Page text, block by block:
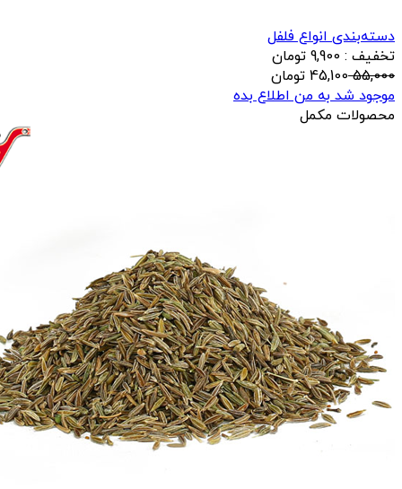
دسته‌بندی انواع فلفل
تخفیف : 9,900 تومان
55,000
45,100 تومان
موجود شد به من اطلاع بده
محصولات مکمل